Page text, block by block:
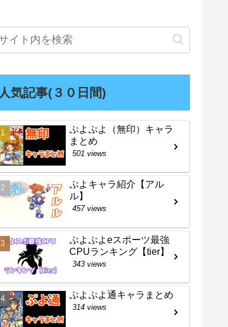
人気記事(３０日間)
ぷよぷよ（無印）キャラ
まとめ
501 views
ぷよキャラ紹介【アル
ル】
457 views
ぷよぷよeスポーツ最強
CPUランキング【tier】
343 views
ぷよぷよ通キャラまとめ
314 views